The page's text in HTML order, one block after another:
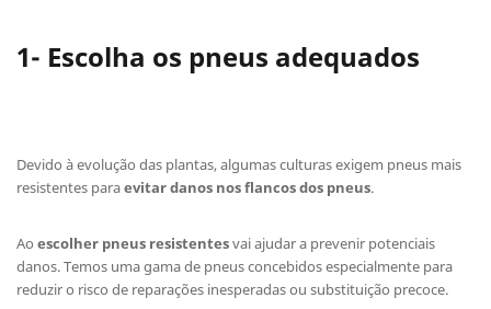
1- Escolha os pneus adequados
Devido à evolução das plantas, algumas culturas exigem pneus mais
resistentes paraevitar danos nos flancos dos pneus.
Ao escolher pneus resistentesvai ajudar a prevenir potenciais
danos. Temos uma gama de pneus concebidos especialmente para
reduzir o risco de reparações inesperadas ou substituição precoce.